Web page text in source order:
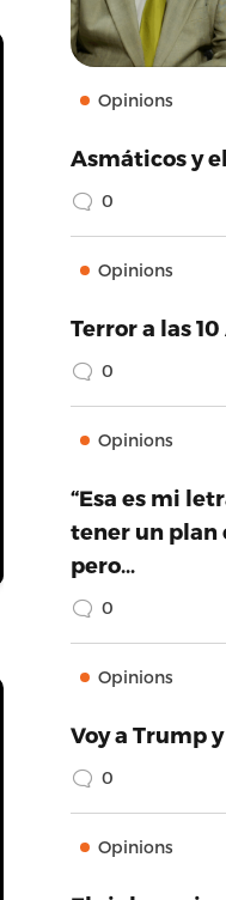
Opinions
Asmáticos y
0
Opinions
Terror a las 10
0
Opinions
“Esa es mi
tener un plan
pero…
0
Opinions
Voy a Trump
0
Opinions